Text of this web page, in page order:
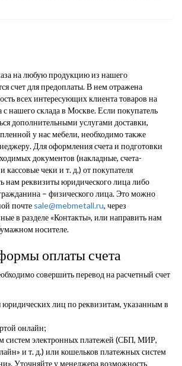
на любую продукцию из нашего
счет для предоплаты. В нем отражена
всех интересующих клиента товаров на
с нашего склада в Москве. Если покупатель
дополнительными услугами доставки,
у нас мебели, необходимо также
Для оформления счета и подготовки
документов (накладные, счета-
кассовые чеки и т. д.) от покупателя
нам реквизиты юридического лица либо
– физического лица. Это можно
почте sale@mebmetall.ru, через
в разделе «Контакты», или направить нам
носителе.
оплаты счета
совершить перевод на расчетный счет
юридических лиц по реквизитам, указанным в
онлайн;
систем электронных платежей (СБП, МИР,
и т. д.) или кошельков платежных систем
Уточняйте у менеджера возможность